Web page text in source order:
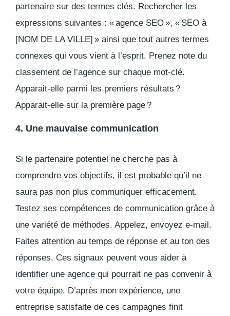
partenaire sur des termes clés. Rechercher les
expressions suivantes : « agence SEO », « SEO à
[NOM DE LA VILLE] » ainsi que tout autres termes
connexes qui vous vient à l’esprit. Prenez note du
classement de l’agence sur chaque mot-clé.
Apparait-elle parmi les premiers résultats ?
Apparait-elle sur la première page ?
4. Une mauvaise communication
Si le partenaire potentiel ne cherche pas à
comprendre vos objectifs, il est probable qu’il ne
saura pas non plus communiquer efficacement.
Testez ses compétences de communication grâce à
une variété de méthodes. Appelez, envoyez e-mail.
Faites attention au temps de réponse et au ton des
réponses. Ces signaux peuvent vous aider à
identifier une agence qui pourrait ne pas convenir à
votre équipe. D’après mon expérience, une
entreprise satisfaite de ces campagnes finit